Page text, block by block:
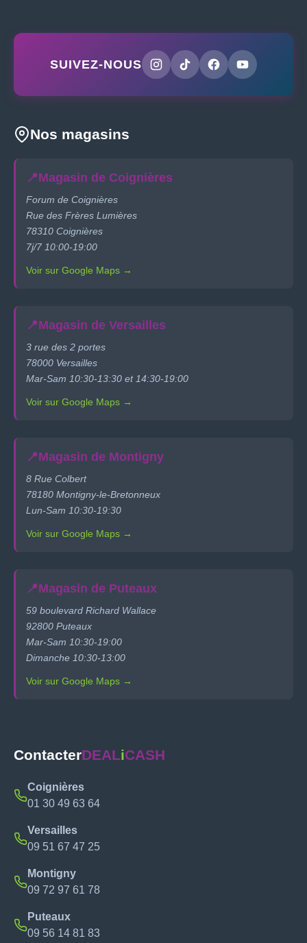
SUIVEZ-NOUS
Nos magasins
📍Magasin de Coignières
Forum de Coignières
Rue des Frères Lumières
78310 Coignières
7j/7 10:00-19:00
Voir sur Google Maps →
📍Magasin de Versailles
3 rue des 2 portes
78000 Versailles
Mar-Sam 10:30-13:30 et 14:30-19:00
Voir sur Google Maps →
📍Magasin de Montigny
8 Rue Colbert
78180 Montigny-le-Bretonneux
Lun-Sam 10:30-19:30
Voir sur Google Maps →
📍Magasin de Puteaux
59 boulevard Richard Wallace
92800 Puteaux
Mar-Sam 10:30-19:00
Dimanche 10:30-13:00
Voir sur Google Maps →
ContacterDEALiCASH
Coignières
01 30 49 63 64
Versailles
09 51 67 47 25
Montigny
09 72 97 61 78
Puteaux
09 56 14 81 83